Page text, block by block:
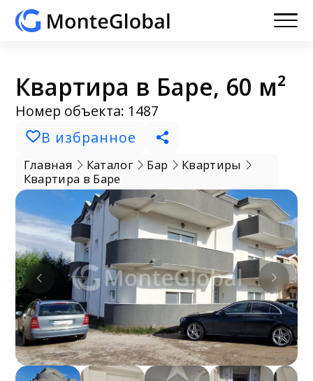
Квартира в Баре, 60 м²
Номер объекта: 1487
В избранное
Главная Каталог Бар
Квартиры
Квартира в Баре